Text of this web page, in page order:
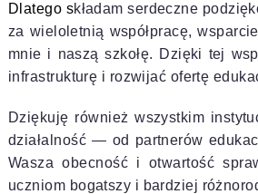
Dlatego składam serdeczne
za wieloletnią współpracę,
mnie i naszą szkołę. Dzięki tej
infrastrukturę i rozwijać ofertę
Dziękuję również wszystkim
działalność — od partnerów
Wasza obecność i otwartość
uczniom bogatszy i bardziej